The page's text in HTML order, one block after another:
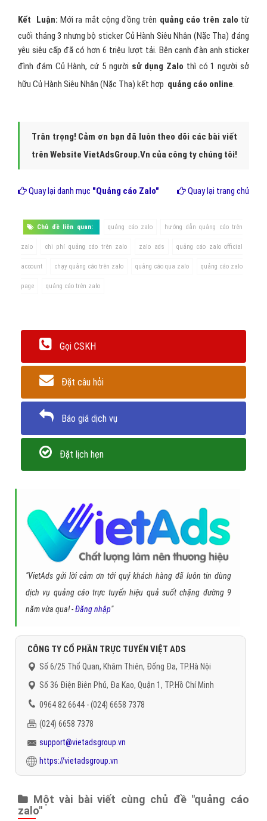
Kết Luận: Mới ra mắt cộng đồng trên quảng cáo trên zalo từ
cuối tháng 3 nhưng bộ sticker Củ Hành Siêu Nhân (Nặc Tha) đáng
yêu siêu cấp đã có hơn 6 triệu lượt tải. Bên cạnh đàn anh sticker
đình đám Củ Hành, cứ 5 người sử dụng Zalo thì có 1 người sở
hữu Củ Hành Siêu Nhân (Nặc Tha) kết hợp quảng cáo online.
Trân trọng! Cảm ơn bạn đã luôn theo dõi các bài viết
trên Website VietAdsGroup.Vn của công ty chúng tôi!
Quay lại danh mục "Quảng cáo Zalo" Quay lại trang chủ
Chủ đề liên quan: quảng cáo zalo hướng dẫn quảng cáo trên
zalo chi phí quảng cáo trên zalo zalo ads quảng cáo zalo official
account chạy quảng cáo trên zalo quảng cáo qua zalo quảng cáo zalo
page quảng cáo trên zalo
Gọi CSKH
Đặt câu hỏi
Báo giá dịch vụ
Đặt lịch hẹn
"VietAds gửi lời cảm ơn tới quý khách hàng đã luôn tin dùng
dịch vụ quảng cáo trực tuyến hiệu quả suốt chặng đường 9
năm vừa qua! -Đăng nhập"
CÔNG TY CỔ PHẦN TRỰC TUYẾN VIỆT ADS
Số 6/25 Thổ Quan, Khâm Thiên, Đống Đa, TP.Hà Nội
Số 36 Điện Biên Phủ, Đa Kao, Quận 1, TP.Hồ Chí Minh
0964 82 6644 - (024) 6658 7378
(024) 6658 7378
support@vietadsgroup.vn
https://vietadsgroup.vn
Một vài bài viết cùng chủ đề "quảng cáo
zalo"